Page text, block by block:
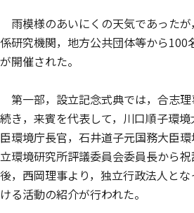
雨模様のあいにくの天気であった
係研究機関，地方公共団体等から100
が開催された。
第一部，設立記念式典では，合志
続き，来賓を代表して，川口順子環
臣環境庁長官，石井道子元国務大臣
立環境研究所評議委員会委員長から
後，西岡理事より，独立行政法人と
ける活動の紹介が行われた。